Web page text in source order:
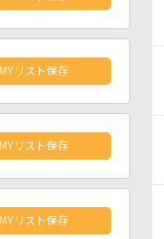
MYリスト保存
MYリスト保存
MYリスト保存